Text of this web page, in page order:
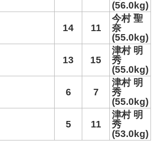
(56.0kg)
14 11
今村 聖
奈
(55.0kg)
13 15
津村 明
秀
(55.0kg)
6 7
津村 明
秀
(55.0kg)
5 11
津村 明
秀
(53.0kg)